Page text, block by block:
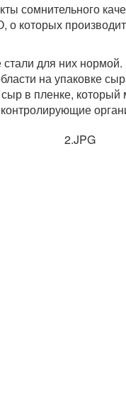
сомнительного
которых
для них
на упаковке
в пленке,